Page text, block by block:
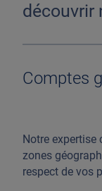
découvrir
Comptes
Notre
zones
respect de vos